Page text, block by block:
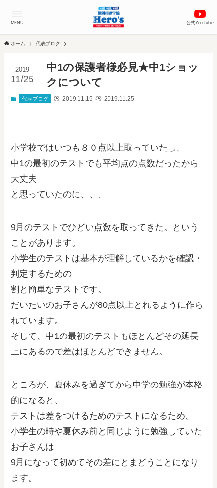
公式YouTube
MENU
ホーム 代表ブログ
中1の保護者様必見★中1ショッ
クについて
2019
11/25
代表ブログ 2019.11.15 2019.11.25
小学校ではいつも８０点以上取っていたし、
中1の最初のテストでも平均点の点数だったから
大丈夫
と思っていたのに、、、
9月のテストでひどい点数を取ってきた。という
ことがあります。
小学生のテストは基本が理解しているかを確認・
判定するための
割と簡単なテストです。
だいたいのお子さんが80点以上とれるように作ら
れています。
そして、中1の最初のテストもほとんどその延長
上にあるので差はほとんどできません。
ところが、夏休みを過ぎてから中学の勉強が本格
的になると、
テストは差をつけるためのテストになるため、
小学生の時や夏休み前と同じように勉強していた
お子さんは
9月になって初めてその差にとまどうことになり
ます。